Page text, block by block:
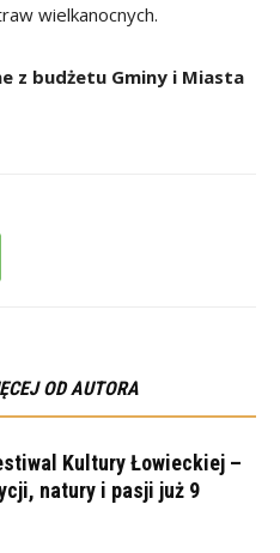
wielkanocnych.
z budżetu Gminy i Miasta
OD AUTORA
Kultury Łowieckiej –
natury i pasji już 9